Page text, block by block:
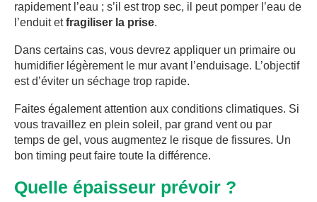
rapidement l’eau ; s’il est trop sec, il peut pomper l’eau de
l’enduit etfragiliser la prise.
Dans certains cas, vous devrez appliquer un primaire ou
humidifier légèrement le mur avant l’enduisage. L’objectif
est d’éviter un séchage trop rapide.
Faites également attention aux conditions climatiques. Si
vous travaillez en plein soleil, par grand vent ou par
temps de gel, vous augmentez le risque de fissures. Un
bon timing peut faire toute la différence.
Quelle épaisseur prévoir ?